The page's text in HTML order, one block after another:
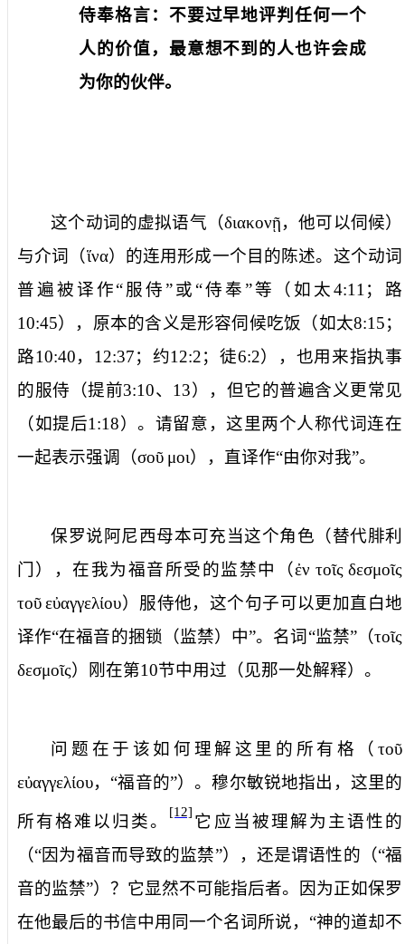
侍奉格言：不要过早地评判任何一个
人的价值，最意想不到的人也许会成
为你的伙伴。
这个动词的虚拟语气（διακονῇ，他可以伺候）
与介词（ἵνα）的连用形成一个目的陈述。这个动词
普遍被译作“服侍”或“侍奉”等（如太4:11；路
10:45），原本的含义是形容伺候吃饭（如太8:15；
路10:40， 12:37；约12:2；徒6:2），也用来指执事
的服侍（提前3:10、 13），但它的普遍含义更常见
（如提后1:18）。请留意，这里两个人称代词连在
一起表示强调（σοῦ μοι），直译作“由你对我”。
保罗说阿尼西母本可充当这个角色（替代腓利
门），在我为福音所受的监禁中 （ἐν τοῖς δεσμοῖς
τοῦ εὐαγγελίου）服侍他，这个句子可以更加直白地
译作“在福音的捆锁（监禁）中”。名词“监禁”（τοῖς
δεσμοῖς）刚在第10节中用过（见那一处解释）。
问题在于该如何理解这里的所有格（ τοῦ
εὐαγγελίου，“福音的”）。穆尔敏锐地指出，这里的
所有格难以归类。 [12] 它应当被理解为主语性的
（“因为福音而导致的监禁”），还是谓语性的（“福
音的监禁”）？它显然不可能指后者。因为正如保罗
在他最后的书信中用同一个名词所说，“神的道却不